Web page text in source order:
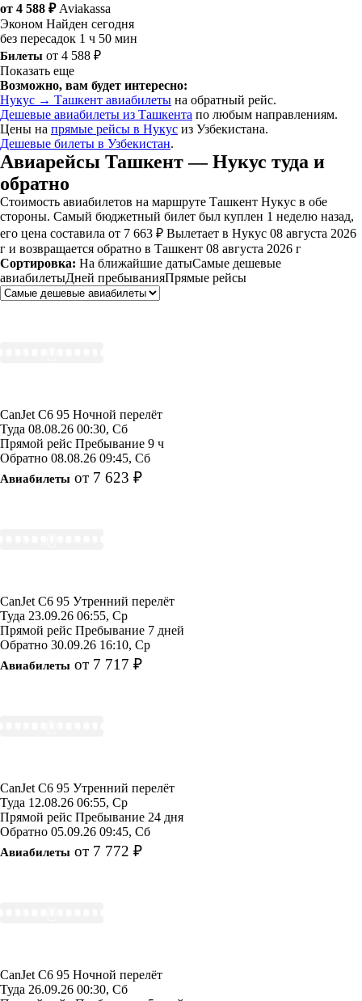
от 4 588 ₽ Aviakassa
Эконом Найден сегодня
без пересадок 1 ч 50 мин
Билеты от 4 588 ₽
Показать еще
Возможно, вам будет интересно:
Нукус → Ташкент авиабилеты на обратный рейс.
Дешевые авиабилеты из Ташкента по любым направлениям.
Цены на прямые рейсы в Нукус из Узбекистана.
Дешевые билеты в Узбекистан.
Авиарейсы Ташкент — Нукус туда и
обратно
Стоимость авиабилетов на маршруте Ташкент Нукус в обе
стороны. Самый бюджетный билет был куплен 1 неделю назад,
его цена составила от 7 663 ₽ Вылетает в Нукус 08 августа 2026
г и возвращается обратно в Ташкент 08 августа 2026 г
Сортировка: На ближайшие датыСамые дешевые
авиабилетыДней пребыванияПрямые рейсы
CanJet C6 95 Ночной перелёт
Туда 08.08.26 00:30, Сб
Прямой рейс Пребывание 9 ч
Обратно 08.08.26 09:45, Сб
Авиабилеты от 7 623 ₽
CanJet C6 95 Утренний перелёт
Туда 23.09.26 06:55, Ср
Прямой рейс Пребывание 7 дней
Обратно 30.09.26 16:10, Ср
Авиабилеты от 7 717 ₽
CanJet C6 95 Утренний перелёт
Туда 12.08.26 06:55, Ср
Прямой рейс Пребывание 24 дня
Обратно 05.09.26 09:45, Сб
Авиабилеты от 7 772 ₽
CanJet C6 95 Ночной перелёт
Туда 26.09.26 00:30, Сб